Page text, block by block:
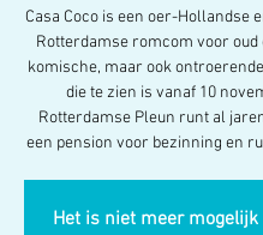
Casa Coco is een oer-Hollandse
Rotterdamse romcom voor oud
komische, maar ook
die te zien is vanaf 10
Rotterdamse Pleun runt al
een pension voor bezinning en
Het is niet meer mogelijk